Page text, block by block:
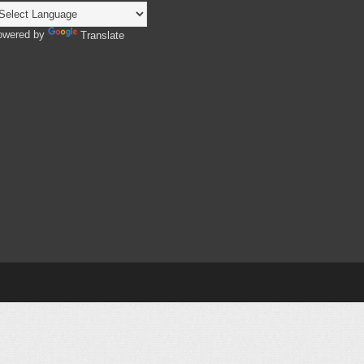
by Translate